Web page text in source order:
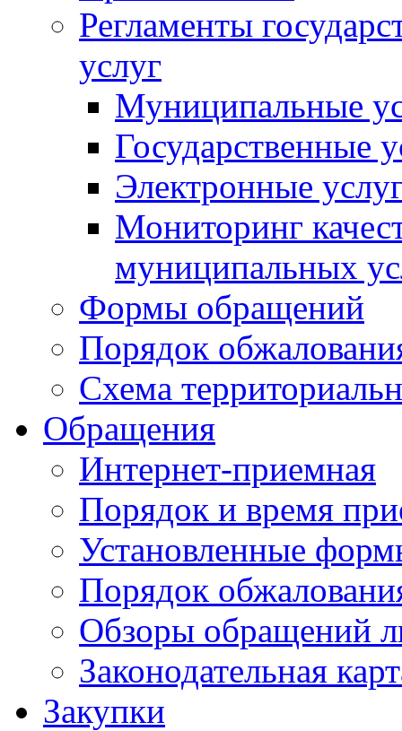
Регламенты
услуг
Муниципальные
Государственные
Электронные
Мониторинг
муниципальных
Формы обращений
Порядок
Схема
Обращения
Интернет-приемная
Порядок и время
Установленные
Порядок
Обзоры обращений
Законодательная
Закупки